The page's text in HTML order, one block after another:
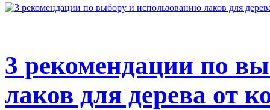
3 рекомендации по
лаков для дерева от